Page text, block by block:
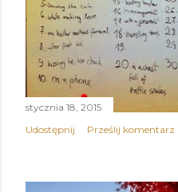
stycznia 18, 2015
Udostępnij
Prześlij komentarz